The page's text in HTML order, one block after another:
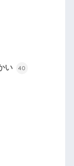
い 40